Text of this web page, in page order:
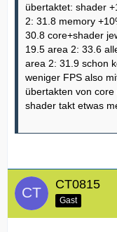
übertaktet: shader
2: 31.8 memory
30.8 core+shader
19.5 area 2: 33.6
area 2: 31.9 schon
weniger FPS also
übertakten von
shader takt etwas
CT0815
Gast